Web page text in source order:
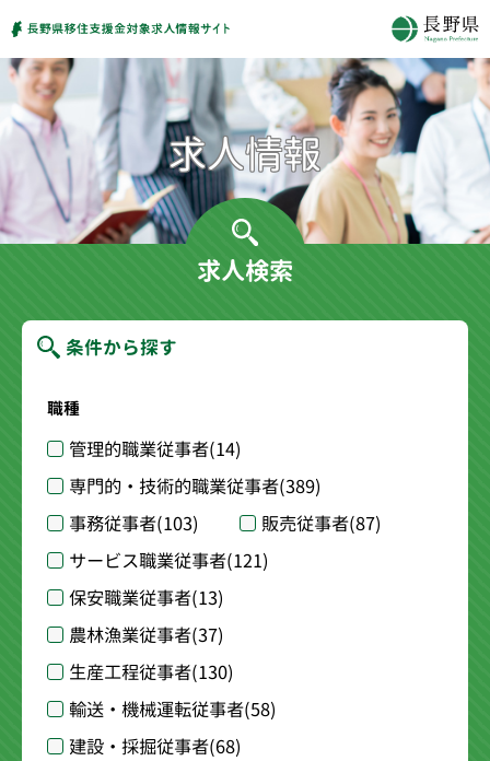
求人検索
条件から探す
職種
管理的職業従事者(14)
専門的・技術的職業従事者(389)
事務従事者(103) 販売従事者(87)
サービス職業従事者(121)
保安職業従事者(13)
農林漁業従事者(37)
生産工程従事者(130)
輸送・機械運転従事者(58)
建設・採掘従事者(68)